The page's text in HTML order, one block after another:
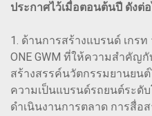
ประกาศไว้เมื่อตอนต้นปี ดังต่
1. ด้านการสร้างแบรนด์ เกร
ONE GWM ที่ให้ความสำคัญ
สร้างสรรค์นวัตกรรมยานยน
ความเป็นแบรนด์รถยนต์ระดั
ดำเนินงานการตลาด การสื่อ